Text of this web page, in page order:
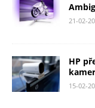
21-02-
HP
15-02-